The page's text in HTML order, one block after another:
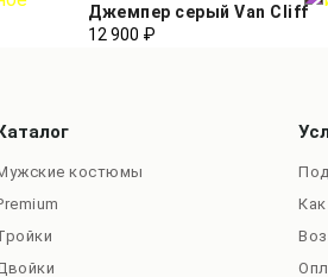
Джемпер серый Van Cliff
12 900 ₽
костюмы